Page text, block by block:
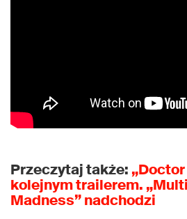
Przeczytaj także:
kolejnym trailerem.
Madness” nadchodzi